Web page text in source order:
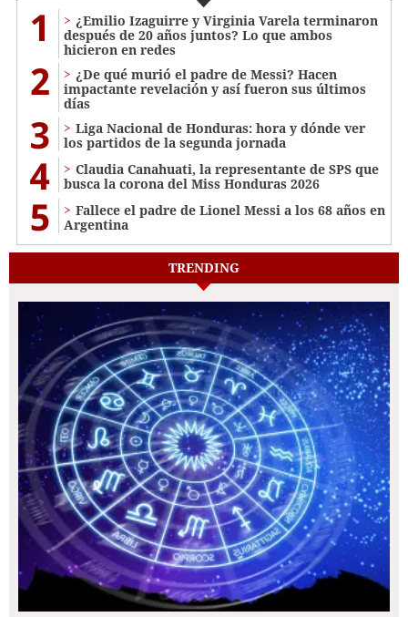
1
¿Emilio Izaguirre y Virginia Varela terminaron
después de 20 años juntos? Lo que ambos
hicieron en redes
2
¿De qué murió el padre de Messi? Hacen
impactante revelación y así fueron sus últimos
días
3
Liga Nacional de Honduras: hora y dónde ver
los partidos de la segunda jornada
4
Claudia Canahuati, la representante de SPS que
busca la corona del Miss Honduras 2026
5
Fallece el padre de Lionel Messi a los 68 años en
Argentina
TRENDING